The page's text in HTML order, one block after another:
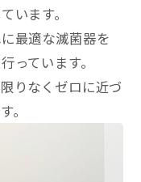
います。
最適な滅菌器を
っています。
りなくゼロに近づ
。